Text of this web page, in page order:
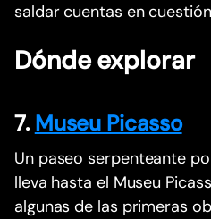
saldar cuentas en
Dónde explorar
7. Museu Picasso
Un paseo serpenteante
lleva hasta el Museu
algunas de las primeras